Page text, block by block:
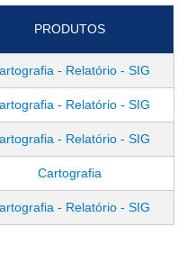
PRODUTOS
- Relatório - SIG
- Relatório - SIG
- Relatório - SIG
Cartografia
- Relatório - SIG